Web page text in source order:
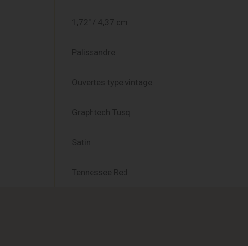
1,72″ / 4,37 cm
Palissandre
Ouvertes type vintage
Graphtech Tusq
Satin
Tennessee Red